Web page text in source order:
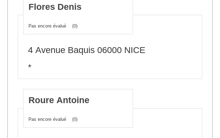
Flores Denis
Pas encore évalué (0)
4 Avenue Baquis 06000 NICE
*
Roure Antoine
Pas encore évalué (0)